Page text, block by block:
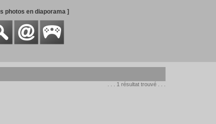
photos en diaporama ]
. . . 1 résultat trouvé . . .